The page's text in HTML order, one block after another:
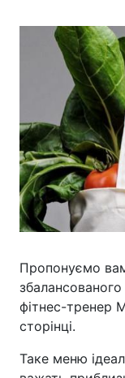
Пропонуємо
фітнес-тренер
сторінці.
Таке меню